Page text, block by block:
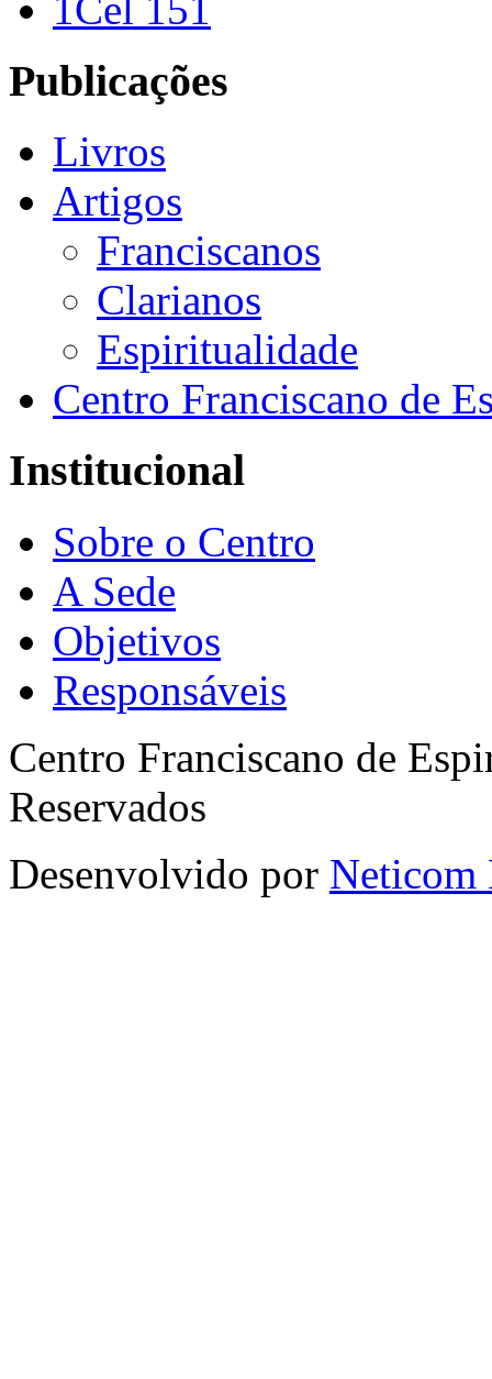
Publicações
Livros
Artigos
Franciscanos
Clarianos
Espiritualidade
Centro Franciscano de
Institucional
Sobre o Centro
A Sede
Objetivos
Responsáveis
Centro Franciscano de
Reservados
Desenvolvido por Neticom